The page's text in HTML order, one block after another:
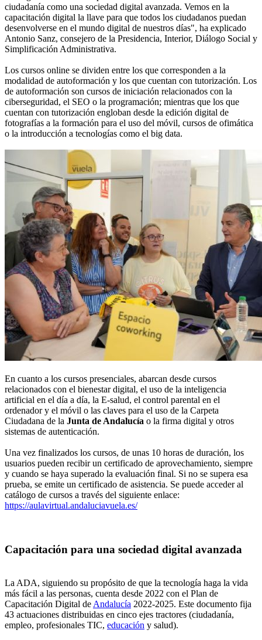
ciudadanía como una sociedad digital avanzada. Vemos en la
capacitación digital la llave para que todos los ciudadanos puedan
desenvolverse en el mundo digital de nuestros días", ha explicado
Antonio Sanz, consejero de la Presidencia, Interior, Diálogo Social y
Simplificación Administrativa.
Los cursos online se dividen entre los que corresponden a la
modalidad de autoformación y los que cuentan con tutorización. Los
de autoformación son cursos de iniciación relacionados con la
ciberseguridad, el SEO o la programación; mientras que los que
cuentan con tutorización engloban desde la edición digital de
fotografías a la formación para el uso del móvil, cursos de ofimática
o la introducción a tecnologías como el big data.
En cuanto a los cursos presenciales, abarcan desde cursos
relacionados con el bienestar digital, el uso de la inteligencia
artificial en el día a día, la E-salud, el control parental en el
ordenador y el móvil o las claves para el uso de la Carpeta
Ciudadana de la Junta de Andalucía o la firma digital y otros
sistemas de autenticación.
Una vez finalizados los cursos, de unas 10 horas de duración, los
usuarios pueden recibir un certificado de aprovechamiento, siempre
y cuando se haya superado la evaluación final. Si no se supera esa
prueba, se emite un certificado de asistencia. Se puede acceder al
catálogo de cursos a través del siguiente enlace:
https://aulavirtual.andaluciavuela.es/
Capacitación para una sociedad digital avanzada
La ADA, siguiendo su propósito de que la tecnología haga la vida
más fácil a las personas, cuenta desde 2022 con el Plan de
Capacitación Digital de Andalucía 2022-2025. Este documento fija
43 actuaciones distribuidas en cinco ejes tractores (ciudadanía,
empleo, profesionales TIC, educación y salud).